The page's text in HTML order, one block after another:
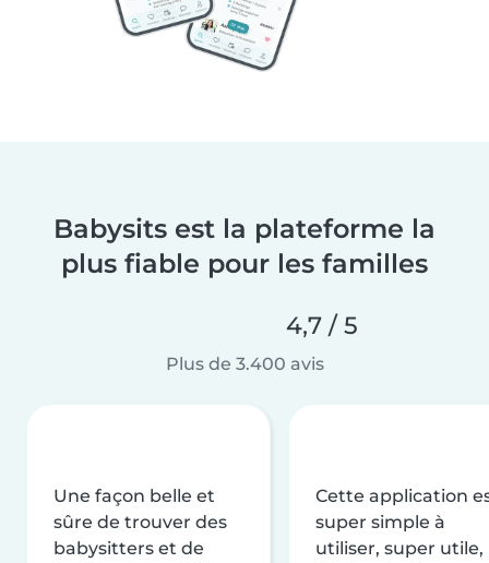
Babysits est la plateforme la
plus fiable pour les familles
4,7 / 5
Plus de 3.400 avis
Une façon belle et
sûre de trouver des
babysitters et de
Cette application
super simple à
utiliser, super utile,